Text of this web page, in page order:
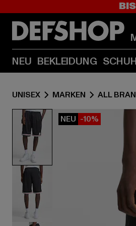
NEU BEKLEIDUNG
UNISEX MARKEN ALL
NEU -10%